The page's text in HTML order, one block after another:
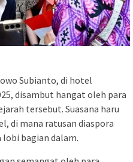
Subianto, di hotel
disambut hangat oleh para
tersebut. Suasana haru
di mana ratusan diaspora
bagian dalam.